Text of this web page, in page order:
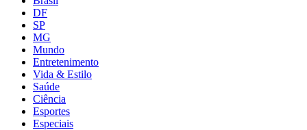
DF
SP
MG
Mundo
Entretenimento
Vida & Estilo
Saúde
Ciência
Esportes
Especiais